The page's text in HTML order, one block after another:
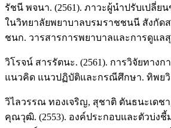
รัชนี พจนา. (2561). ภาวะผู้นำปรับเปลี่ย
ในวิทยาลัยพยาบาลบรมราชชนนี สังกัด
ชนก. วารสารการพยาบาลและการดูแลสุ
วิโรจน์ สารรัตนะ. (2561). การวิจัยทาง
แนวคิด แนวปฏิบัติและกรณีศึกษา. ทิพย
วิไลวรรณ ทองเจริญ, สุชาติ ตันธนะเดช
คุณวุฒิ. (2553). องค์ประกอบและตัวบ่ง